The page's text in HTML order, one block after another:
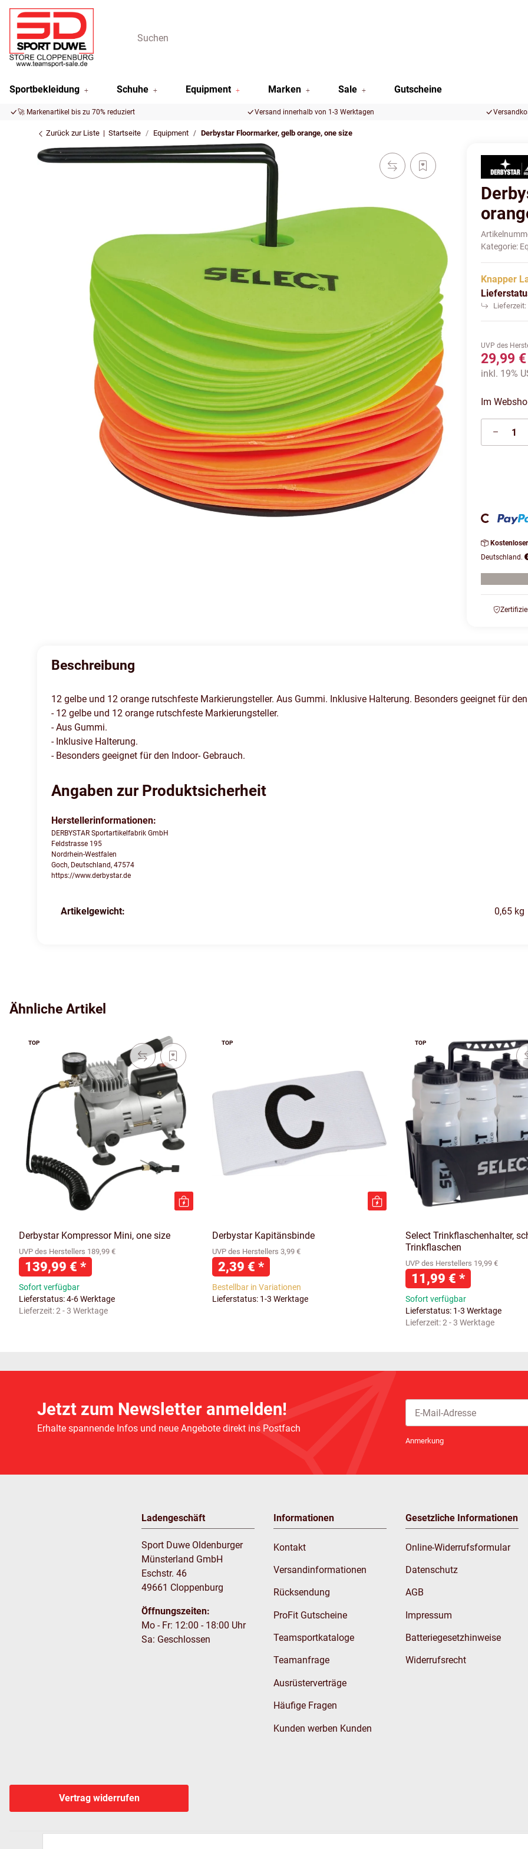
Sportbekleidung Schuhe Equipment Marken Sale Gutscheine
🚀 Markenartikel bis zu 70% reduziert Versand innerhalb von 1-3 Werktagen
Zurück zur Liste Startseite Equipment Derbystar Floormarker, gelb orange, one size
Kategorie:
Knapper
Lieferzeit:
UVP des
29,99 €
inkl. 19%
Im
Loading...
Deutschland.
Beschreibung
12 gelbe und 12 orange rutschfeste Markierungsteller. Aus Gummi. Inklusive Halterung. Besonders geeignet für
- 12 gelbe und 12 orange rutschfeste Markierungsteller.
- Aus Gummi.
- Inklusive Halterung.
- Besonders geeignet für den Indoor- Gebrauch.
Angaben zur Produktsicherheit
Herstellerinformationen:
DERBYSTAR Sportartikelfabrik GmbH
Feldstrasse 195
Nordrhein-Westfalen
Goch, Deutschland, 47574
https://www.derbystar.de
Produkteigenschaft
Wert
Artikelgewicht: 0,65 kg
Ähnliche Artikel
TOP
Derbystar Kompressor Mini, one size
UVP des Herstellers 189,99 €
139,99 € *
Sofort verfügbar
Lieferstatus: 4-6 Werktage
Lieferzeit:2 - 3 Werktage
TOP
Derbystar Kapitänsbinde
UVP des Herstellers 3,99 €
2,39 € *
Bestellbar in Variationen
Lieferstatus: 1-3 Werktage
TOP
Select Trinkflaschenhalter,
Trinkflaschen
UVP des Herstellers 19,99 €
11,99 € *
Sofort verfügbar
Lieferstatus: 1-3 Werktage
Lieferzeit:2 - 3 Werktage
Jetzt zum Newsletter anmelden!
Erhalte spannende Infos und neue Angebote direkt ins Postfach
Anmerkung
Ladengeschäft
Sport Duwe Oldenburger
Münsterland GmbH
Eschstr. 46
49661 Cloppenburg
Öffnungszeiten:
Mo - Fr: 12:00 - 18:00 Uhr
Sa: Geschlossen
Informationen
Kontakt
Versandinformationen
Rücksendung
ProFit Gutscheine
Teamsportkataloge
Teamanfrage
Ausrüsterverträge
Häufige Fragen
Kunden werben Kunden
Gesetzliche Informationen
Online-Widerrufsformular
Datenschutz
AGB
Impressum
Batteriegesetzhinweise
Widerrufsrecht
Vertrag widerrufen